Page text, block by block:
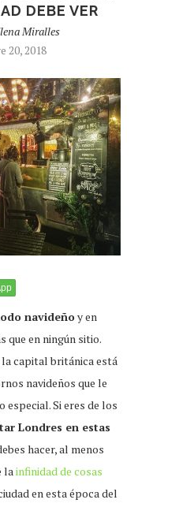
DEBE VER
Miralles
20, 2018
navideñoy en
que en ningún sitio.
la capital británica está
navideños que le
especial. Si eres de los
Londres en estas
hacer, al menos
lainfinidad de cosas
en esta época del